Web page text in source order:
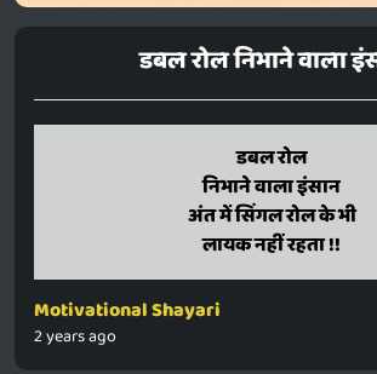
डबल रोल निभाने वाला
डबल रोल
निभाने वाला इंसान
अंत में सिंगल रोल के भी
लायक नहीं रहता !!
double role
nibhaane vaala insaan
ant mein single role ke bhi
laayak nahin rahata !!
Motivational Shayari
2 years ago